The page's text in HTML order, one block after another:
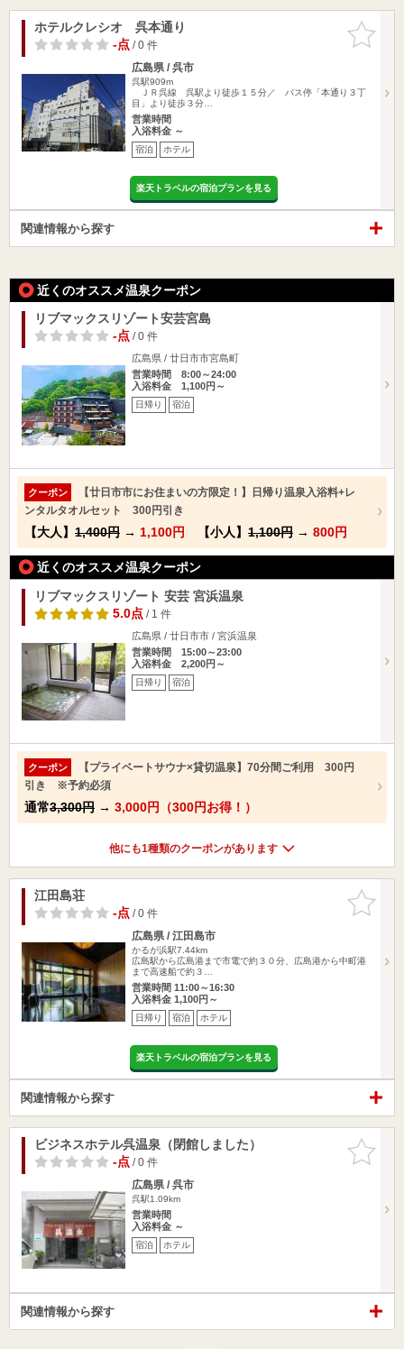
お気に入
りに追加
ホテルクレシオ 呉本通り
-点/ 0 件
広島県 / 呉市
呉駅909m
ＪＲ呉線 呉駅より徒歩１５分／ バス停「本通り３丁
目」より徒歩３分…
営業時間
入浴料金 ～
宿泊 ホテル
楽天トラベルの宿泊プランを見る
関連情報から探す
近くのオススメ温泉クーポン
リブマックスリゾート安芸宮島
-点/ 0 件
広島県 / 廿日市市宮島町
営業時間 8:00～24:00
入浴料金 1,100円～
日帰り 宿泊
クーポン
【廿日市市にお住まいの方限定！】日帰り温泉入浴料+レ
ンタルタオルセット 300円引き
【大人】 1,400円 → 1,100円 【小人】 1,100円 → 800円
近くのオススメ温泉クーポン
リブマックスリゾート 安芸 宮浜温泉
5.0点/ 1 件
広島県 / 廿日市市 / 宮浜温泉
営業時間 15:00～23:00
入浴料金 2,200円～
日帰り 宿泊
クーポン
【プライベートサウナ×貸切温泉】70分間ご利用 300円
引き ※予約必須
通常3,300円 → 3,000円（300円お得！）
他にも1種類のクーポンがあります
お気に入
りに追加
江田島荘
-点/ 0 件
広島県 / 江田島市
かるが浜駅7.44km
広島駅から広島港まで市電で約３０分、広島港から中町港
まで高速船で約３…
営業時間 11:00～16:30
入浴料金 1,100円～
日帰り 宿泊 ホテル
楽天トラベルの宿泊プランを見る
関連情報から探す
お気に入
りに追加
ビジネスホテル呉温泉（閉館しました）
-点/ 0 件
広島県 / 呉市
呉駅1.09km
営業時間
入浴料金 ～
宿泊 ホテル
関連情報から探す